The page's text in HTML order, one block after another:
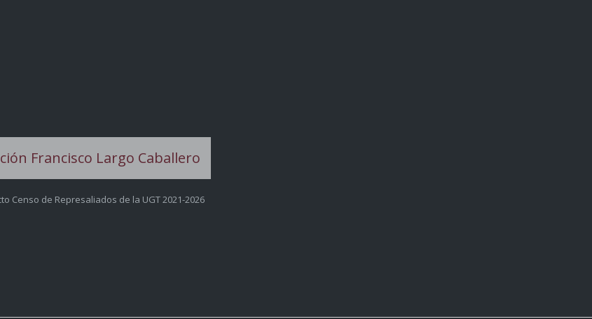
Censo de Represaliados de la UGT 2021-2026